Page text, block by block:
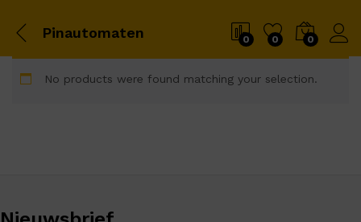
Pinautomaten 0 0 0
No products were found matching your selection.